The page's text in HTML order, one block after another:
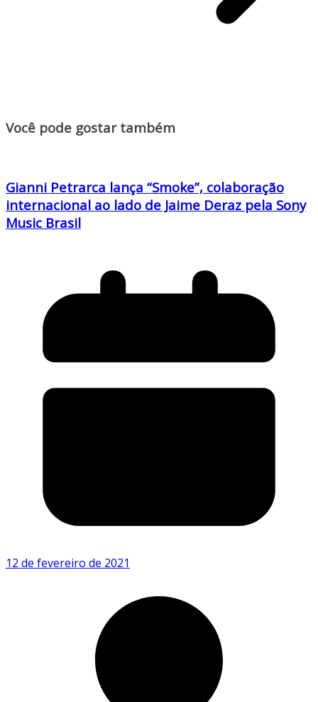
Você pode gostar também
Gianni Petrarca lança “Smoke”, colaboração
internacional ao lado de Jaime Deraz pela Sony
Music Brasil
12 de fevereiro de 2021